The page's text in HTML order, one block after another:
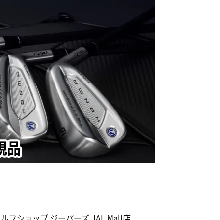
フショップ ジーパーズ JAL Mall店